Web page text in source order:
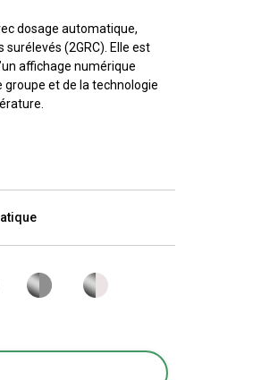
dosage automatique,
(2GRC). Elle est
affichage numérique
et de la technologie